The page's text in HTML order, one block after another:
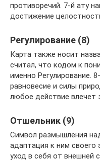
противоречий. 7-й ату
достижение
Регулирование (8)
Карта также носит
считал, что кодом к
именно Регулирование.
равновесие и силы
любое действие влечет
Отшельник (9)
Символ размышления
адаптация к ним своего
уход в себя от внешней